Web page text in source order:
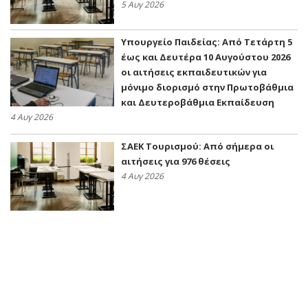
5 Αυγ 2026
Υπουργείο Παιδείας: Από Τετάρτη 5
έως και Δευτέρα 10 Αυγούστου 2026
οι αιτήσεις εκπαιδευτικών για
μόνιμο διορισμό στην Πρωτοβάθμια
και Δευτεροβάθμια Εκπαίδευση
4 Αυγ 2026
ΣΑΕΚ Τουρισμού: Από σήμερα οι
αιτήσεις για 976 θέσεις
4 Αυγ 2026